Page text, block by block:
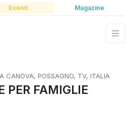
Eventi Magazine
CANOVA, POSSAGNO, TV, ITALIA
PER FAMIGLIE